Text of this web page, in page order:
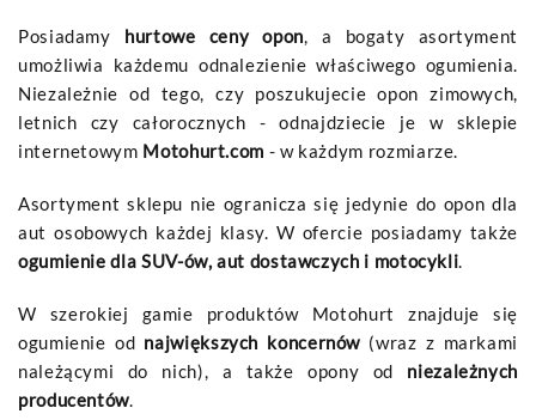
Posiadamy hurtowe ceny opon, a bogaty asortyment
umożliwia każdemu odnalezienie właściwego ogumienia.
Niezależnie od tego, czy poszukujecie opon zimowych,
letnich czy całorocznych - odnajdziecie je w sklepie
internetowym Motohurt.com - w każdym rozmiarze.
Asortyment sklepu nie ogranicza się jedynie do opon dla
aut osobowych każdej klasy. W ofercie posiadamy także
ogumienie dla SUV-ów, aut dostawczych i motocykli.
W szerokiej gamie produktów Motohurt znajduje się
ogumienie od największych koncernów (wraz z markami
należącymi do nich), a także opony od niezależnych
producentów.